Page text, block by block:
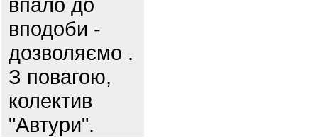
вподоби -
дозволяємо .
З повагою,
колектив
"Автури".